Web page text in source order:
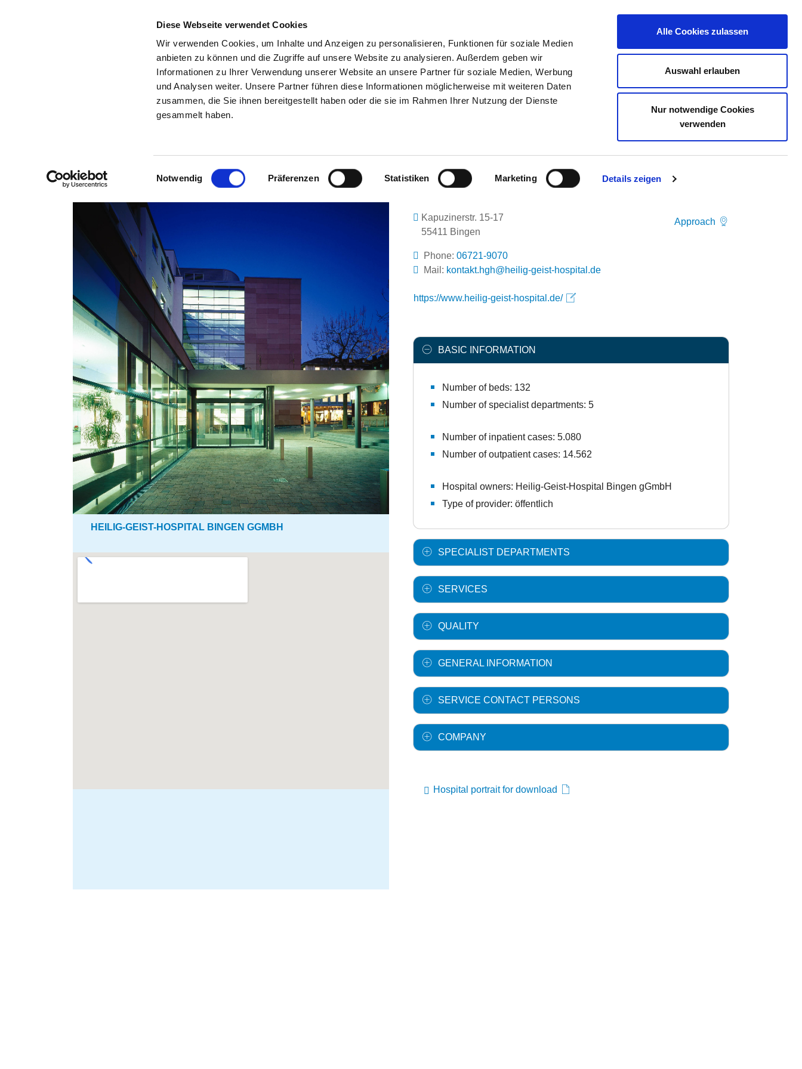
Diese Webseite verwendet Cookies
Wir verwenden Cookies, um Inhalte und Anzeigen zu personalisieren, Funktionen für soziale Medien
anbieten zu können und die Zugriffe auf unsere Website zu analysieren. Außerdem geben wir
Informationen zu Ihrer Verwendung unserer Website an unsere Partner für soziale Medien, Werbung
und Analysen weiter. Unsere Partner führen diese Informationen möglicherweise mit weiteren Daten
zusammen, die Sie ihnen bereitgestellt haben oder die sie im Rahmen Ihrer Nutzung der Dienste
gesammelt haben.
Einwilligungsauswahl
Notwendig Präferenzen Statistiken Marketing Details zeigen
Alle Cookies zulassen
Auswahl erlauben
Nur notwendige Cookies
verwenden
SEARCH TIPS & HELP THE GHD JOB PORTAL CONTACT YOUR OPINION
Back to the search results
HEILIG-GEIST-HOSPITAL BINGEN GGMBH
HEILIG-GEIST-HOSPITAL BINGEN GGMBH
Kapuzinerstr. 15-17
55411 Bingen
Phone: 06721-9070
Mail: ed.latipsoh-tsieg-gilieh@hgh.tkatnok
Approach
https://www.heilig-geist-hospital.de/
BASIC INFORMATION
Number of beds: 132
Number of specialist departments: 5
Number of inpatient cases: 5.080
Number of outpatient cases: 14.562
Hospital owners: Heilig-Geist-Hospital Bingen gGmbH
Type of provider: öffentlich
SPECIALIST DEPARTMENTS
SERVICES
QUALITY
GENERAL INFORMATION
SERVICE CONTACT PERSONS
COMPANY
Hospital portrait for download